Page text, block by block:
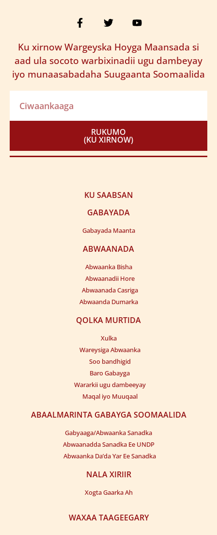
Ku xirnow Wargeyska Hoyga Maansada si
aad ula socoto warbixinadii ugu dambeyay
iyo munaasabadaha Suugaanta Soomaalida
RUKUMO
(KU XIRNOW)
KU SAABSAN
GABAYADA
Gabayada Maanta
ABWAANADA
Abwaanka Bisha
Abwaanadii Hore
Abwaanada Casriga
Abwaanda Dumarka
QOLKA MURTIDA
Xulka
Wareysiga Abwaanka
Soo bandhigid
Baro Gabayga
Wararkii ugu dambeeyay
Maqal iyo Muuqaal
ABAALMARINTA GABAYGA SOOMAALIDA
Gabyaaga/Abwaanka Sanadka
Abwaanadda Sanadka Ee UNDP
Abwaanka Da’da Yar Ee Sanadka
NALA XIRIIR
Xogta Gaarka Ah
WAXAA TAAGEEGARY